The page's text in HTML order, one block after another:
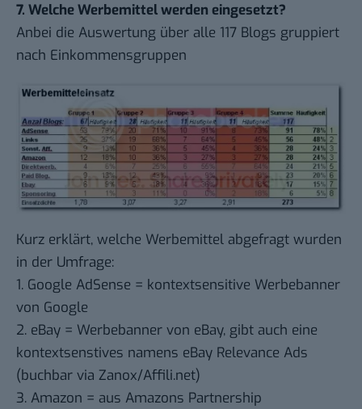
7. Welche Werbemittel werden eingesetzt?
Anbei die Auswertung über alle 117 Blogs gruppiert
nach Einkommensgruppen
Kurz erklärt, welche Werbemittel abgefragt wurden
in der Umfrage:
1. Google AdSense = kontextsensitive Werbebanner
von Google
2. eBay = Werbebanner von eBay, gibt auch eine
kontextsenstives namens eBay Relevance Ads
(buchbar via Zanox/Affili.net)
3. Amazon = aus Amazons Partnership